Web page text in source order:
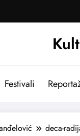
Festivali
deca-